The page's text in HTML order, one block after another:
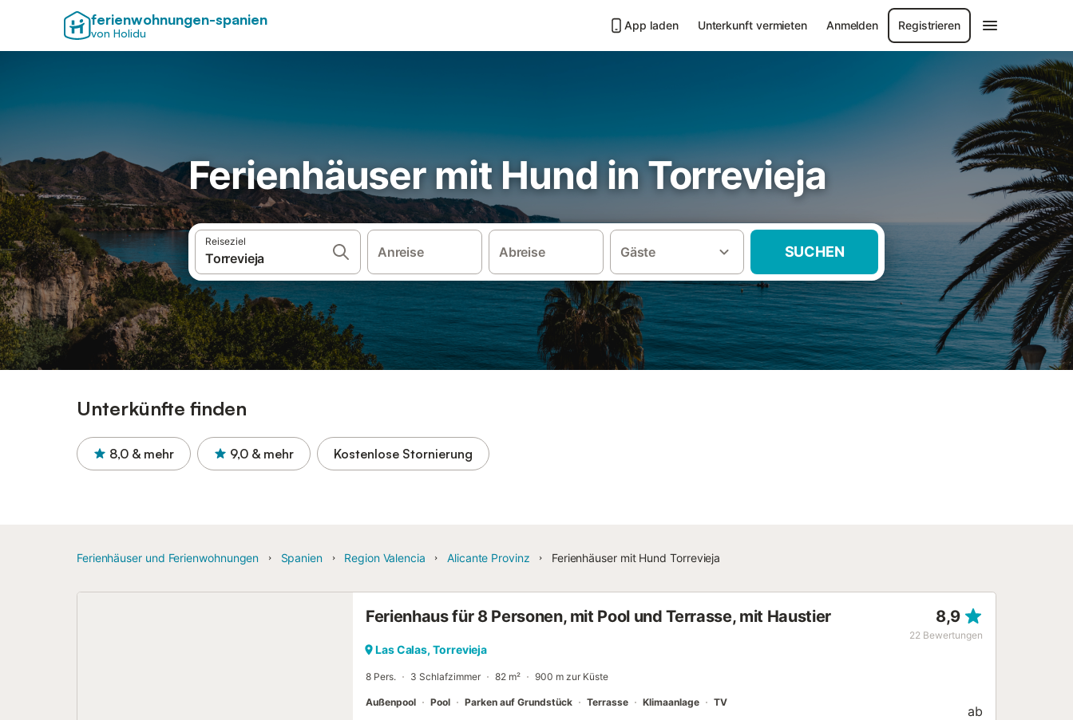
ferienwohnungen-spanien
von Holidu
App laden Unterkunft vermieten Anmelden Registrieren
Ferienhäuser mit Hund in Torrevieja
Reiseziel
Anreise Abreise Gäste SUCHEN
Unterkünfte finden
8,0 & mehr 9,0 & mehr Kostenlose Stornierung
Ferienhäuser und Ferienwohnungen Spanien Region Valencia Alicante Provinz Ferienhäuser mit Hund Torrevieja
Ferienhaus für 8 Personen, mit Pool und Terrasse, mit Haustier 8,9
22 Bewertungen
Las Calas, Torrevieja
8 Pers. 3 Schlafzimmer 82 m² 900 m zur Küste
Außenpool Pool Parken auf Grundstück Terrasse Klimaanlage TV
ab